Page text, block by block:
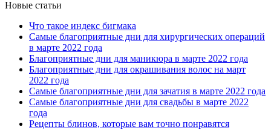
Новые статьи
Что такое индекс бигмака
Самые благоприятные дни для хирургических операций
в марте 2022 года
Благоприятные дни для маникюра в марте 2022 года
Благоприятные дни для окрашивания волос на март
2022 года
Самые благоприятные дни для зачатия в марте 2022 года
Самые благоприятные дни для свадьбы в марте 2022
года
Рецепты блинов, которые вам точно понравятся